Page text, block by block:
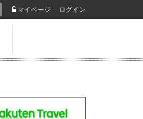
マイページ ログイン